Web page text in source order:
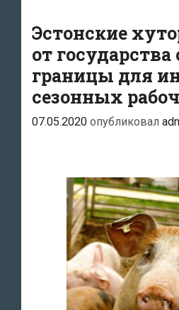
рабочей
фактически
границы
страны
будут
всех
Эстонские
от
границы для
сезонных
07.05.2020 опубликовал